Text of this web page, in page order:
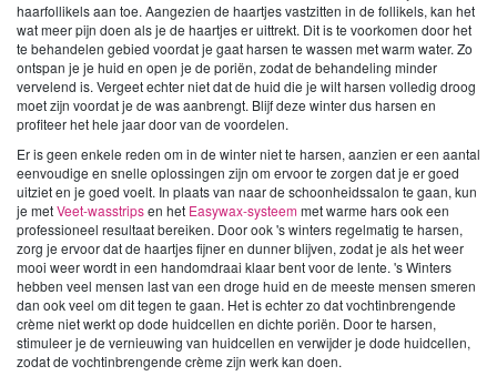
haarfollikels aan toe. Aangezien de haartjes vastzitten in de follikels, kan het
wat meer pijn doen als je de haartjes er uittrekt. Dit is te voorkomen door het
te behandelen gebied voordat je gaat harsen te wassen met warm water. Zo
ontspan je je huid en open je de poriën, zodat de behandeling minder
vervelend is. Vergeet echter niet dat de huid die je wilt harsen volledig droog
moet zijn voordat je de was aanbrengt. Blijf deze winter dus harsen en
profiteer het hele jaar door van de voordelen.
Er is geen enkele reden om in de winter niet te harsen, aanzien er een aantal
eenvoudige en snelle oplossingen zijn om ervoor te zorgen dat je er goed
uitziet en je goed voelt. In plaats van naar de schoonheidssalon te gaan, kun
je metVeet-wasstripsen het Easywax-systeemmet warme hars ook een
professioneel resultaat bereiken. Door ook 's winters regelmatig te harsen,
zorg je ervoor dat de haartjes fijner en dunner blijven, zodat je als het weer
mooi weer wordt in een handomdraai klaar bent voor de lente. 's Winters
hebben veel mensen last van een droge huid en de meeste mensen smeren
dan ook veel om dit tegen te gaan. Het is echter zo dat vochtinbrengende
crème niet werkt op dode huidcellen en dichte poriën. Door te harsen,
stimuleer je de vernieuwing van huidcellen en verwijder je dode huidcellen,
zodat de vochtinbrengende crème zijn werk kan doen.